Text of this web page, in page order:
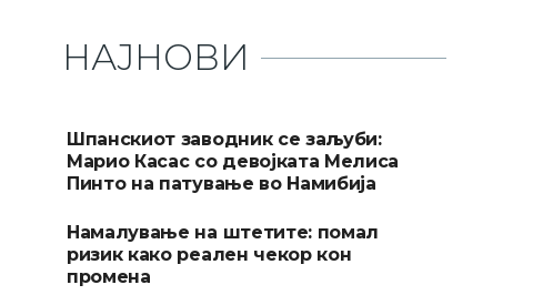
НАЈНОВИ
Шпанскиот заводник се заљуби:
Марио Касас со девојката Мелиса
Пинто на патување во Намибија
Намалување на штетите: помал
ризик како реален чекор кон
промена